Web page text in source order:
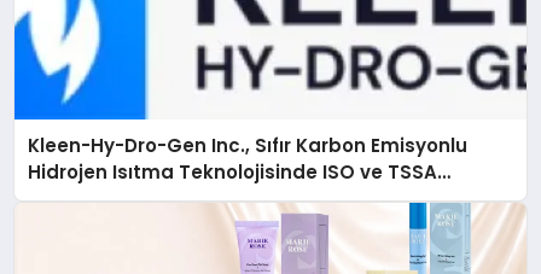
Kleen-Hy-Dro-Gen Inc., Sıfır Karbon Emisyonlu
Hidrojen Isıtma Teknolojisinde ISO ve TSSA
Düzenleyici Onaylarını Aldı